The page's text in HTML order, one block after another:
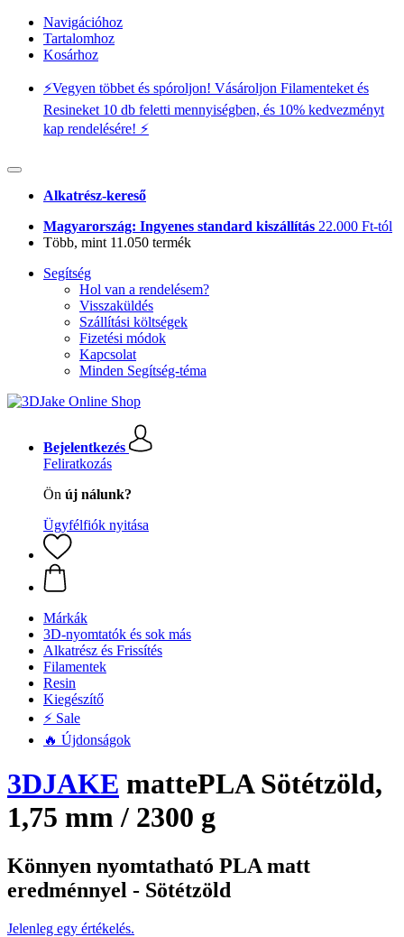
Navigációhoz
Tartalomhoz
Kosárhoz
⚡️Vegyen többet és spóroljon! Vásároljon Filamenteket és
Resineket 10 db feletti mennyiségben, és 10% kedvezményt
kap rendelésére! ⚡️
Alkatrész-kereső
Magyarország: Ingyenes standard kiszállítás 22.000 Ft-tól
Több, mint 11.050 termék
Segítség
Hol van a rendelésem?
Visszaküldés
Szállítási költségek
Fizetési módok
Kapcsolat
Minden Segítség-téma
Bejelentkezés
Feliratkozás
Ön új nálunk?
Ügyfélfiók nyitása
Márkák
3D-nyomtatók és sok más
Alkatrész és Frissítés
Filamentek
Resin
Kiegészítő
⚡ Sale
🔥 Újdonságok
3DJAKE mattePLA Sötétzöld,
1,75 mm / 2300 g
Könnyen nyomtatható PLA matt
eredménnyel - Sötétzöld
Jelenleg egy értékelés.